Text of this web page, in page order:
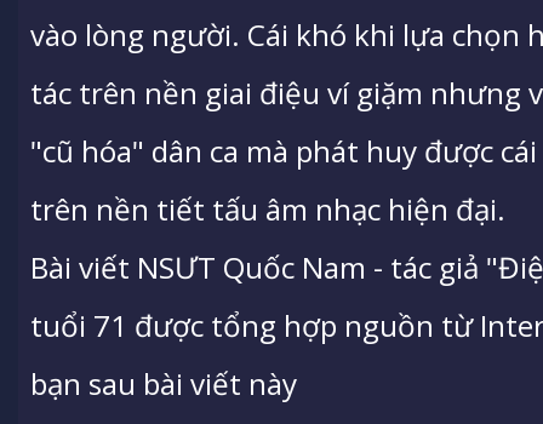
vào lòng người. Cái khó khi lựa chọn
tác trên nền giai điệu ví giặm nhưng
"cũ hóa" dân ca mà phát huy được
trên nền tiết tấu âm nhạc hiện đại.
Bài viết NSƯT Quốc Nam - tác giả
tuổi 71 được tổng hợp nguồn từ
bạn sau bài viết này